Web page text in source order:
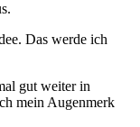
Das werde ich
gut weiter in
mein Augenmerk